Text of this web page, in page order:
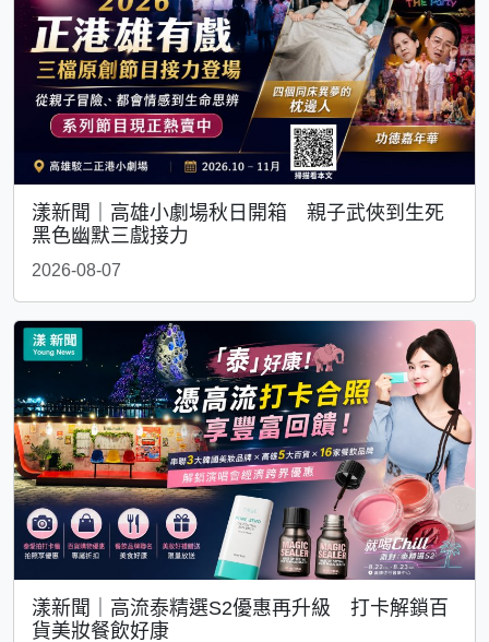
漾新聞｜高雄小劇場秋日開箱 親子武俠到生死
黑色幽默三戲接力
2026-08-07
漾新聞｜高流泰精選S2優惠再升級 打卡解鎖百
貨美妝餐飲好康